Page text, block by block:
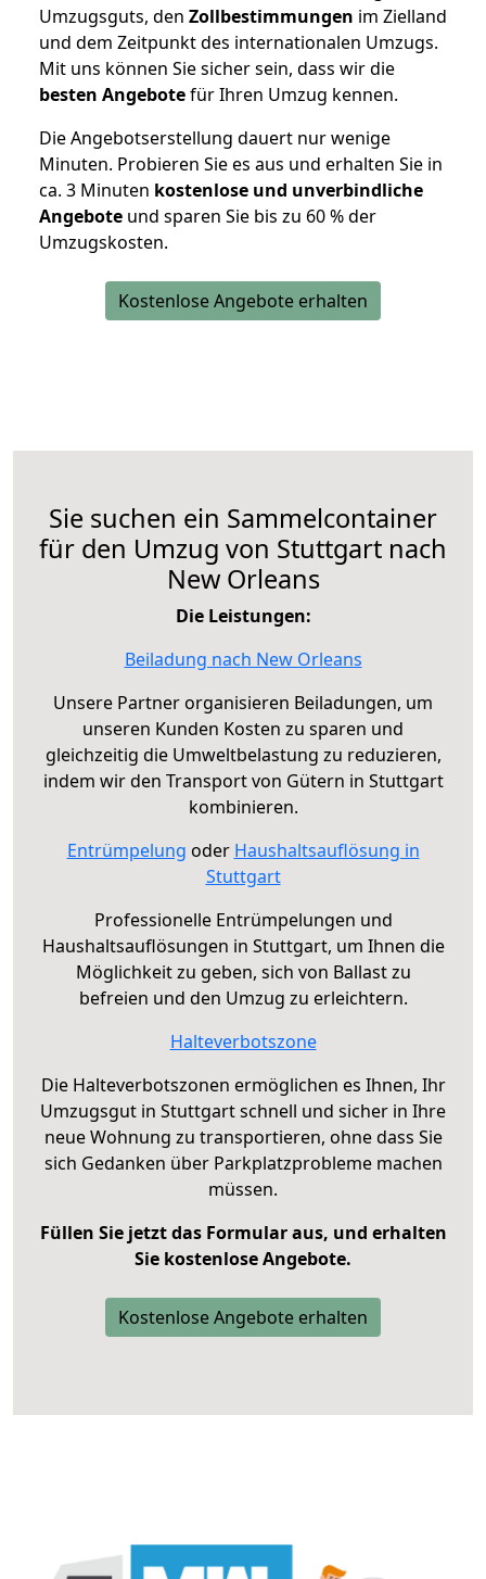
Umzugsguts, den Zollbestimmungen im Zielland
und dem Zeitpunkt des internationalen Umzugs.
Mit uns können Sie sicher sein, dass wir die
besten Angebotefür Ihren Umzug kennen.
Die Angebotserstellung dauert nur wenige
Minuten. Probieren Sie es aus und erhalten Sie in
ca. 3 Minuten kostenlose und unverbindliche
Angebote und sparen Sie bis zu 60 % der
Umzugskosten.
Kostenlose Angebote erhalten
Sie suchen ein Sammelcontainer
für den Umzug von Stuttgart nach
New Orleans
Die Leistungen:
Beiladung nach New Orleans
Unsere Partner organisieren Beiladungen, um
unseren Kunden Kosten zu sparen und
gleichzeitig die Umweltbelastung zu reduzieren,
indem wir den Transport von Gütern in Stuttgart
kombinieren.
Entrümpelung oder Haushaltsauflösung in
Stuttgart
Professionelle Entrümpelungen und
Haushaltsauflösungen in Stuttgart, um Ihnen die
Möglichkeit zu geben, sich von Ballast zu
befreien und den Umzug zu erleichtern.
Halteverbotszone
Die Halteverbotszonen ermöglichen es Ihnen, Ihr
Umzugsgut in Stuttgart schnell und sicher in Ihre
neue Wohnung zu transportieren, ohne dass Sie
sich Gedanken über Parkplatzprobleme machen
müssen.
Füllen Sie jetzt das Formular aus, und erhalten
Sie kostenlose Angebote.
Kostenlose Angebote erhalten